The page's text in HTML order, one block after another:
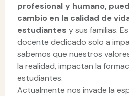
profesional y humano,
cambio en la calidad de
estudiantes y sus familias.
docente dedicado solo a
sabemos que nuestros
la realidad, impactan la
estudiantes.
Actualmente nos invade la